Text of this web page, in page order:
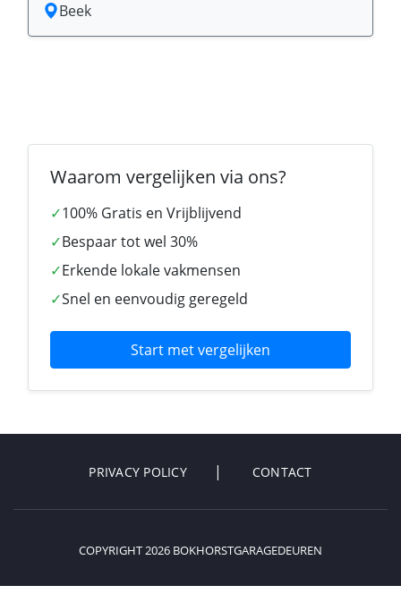
Beek
Waarom vergelijken via ons?
✓100% Gratis en Vrijblijvend
✓Bespaar tot wel 30%
✓Erkende lokale vakmensen
✓Snel en eenvoudig geregeld
Start met vergelijken
PRIVACY POLICY CONTACT
COPYRIGHT 2026 BOKHORSTGARAGEDEUREN